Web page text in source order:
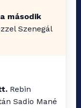
második
Szenegál
Rebin
Sadio Mané